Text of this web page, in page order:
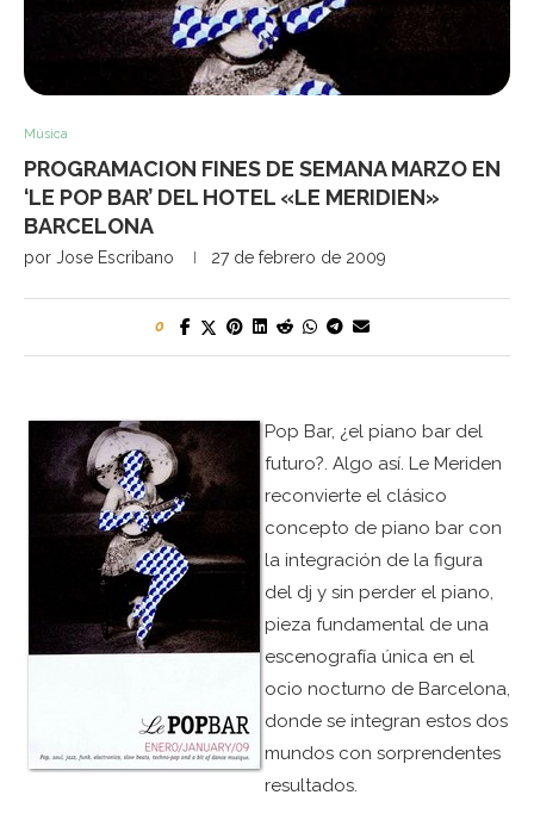
Música
PROGRAMACION FINES DE SEMANA MARZO EN
‘LE POP BAR’ DEL HOTEL «LE MERIDIEN»
BARCELONA
por Jose Escribano 27 de febrero de 2009
0
Pop Bar, ¿el piano bar del
futuro?. Algo así. Le Meriden
reconvierte el clásico
concepto de piano bar con
la integración de la figura
del dj y sin perder el piano,
pieza fundamental de una
escenografía única en el
ocio nocturno de Barcelona,
donde se integran estos dos
mundos con sorprendentes
resultados.